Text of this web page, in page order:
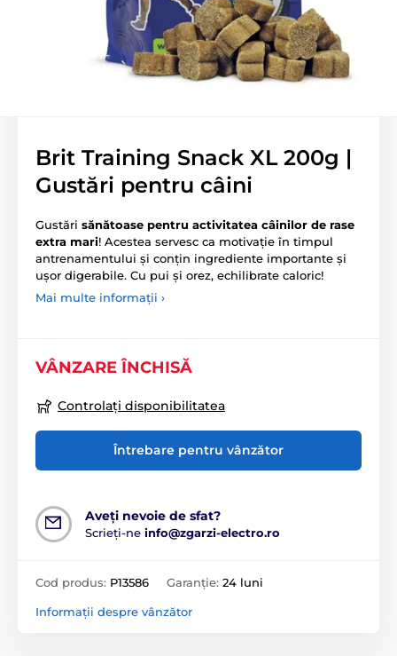
Brit Training Snack XL 200g |
Gustări pentru câini
Gustări sănătoase pentru activitatea câinilor de rase
extra mari! Acestea servesc ca motivație în timpul
antrenamentului și conțin ingrediente importante și
ușor digerabile. Cu pui și orez, echilibrate caloric!
Mai multe informații ›
VÂNZARE ÎNCHISĂ
Controlați disponibilitatea
Întrebare pentru vânzător
Aveți nevoie de sfat?
Scrieți-ne info@zgarzi-electro.ro
Cod produs: P13586 Garanție: 24 luni
Informații despre vânzător